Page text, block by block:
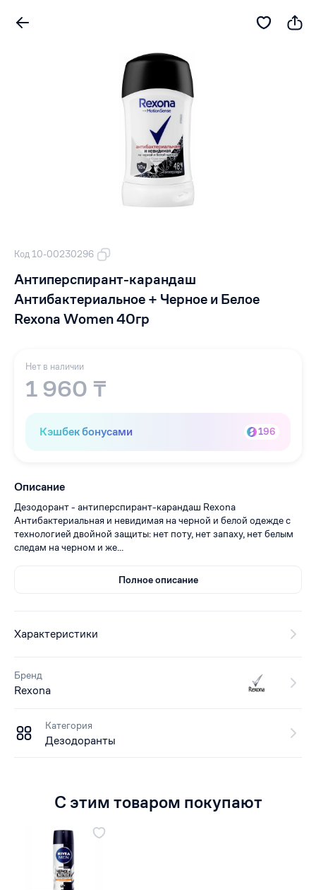
Код 10-00230296
Антиперспирант-карандаш
Антибактериальное + Черное и Белое
Rexona Women 40гр
Нет в наличии
1 960 ₸
Кэшбек бонусами 196
Описание
Дезодорант - антиперспирант-карандаш Rexona
Антибактериальная и невидимая на черной и белой одежде с
технологией двойной защиты: нет поту, нет запаху, нет белым
следам на черном и же...
Полное описание
Характеристики
Бренд
Rexona
Категория
Дезодоранты
С этим товаром покупают